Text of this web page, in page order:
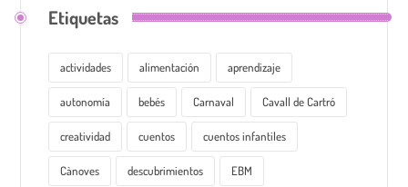
Etiquetas
actividades alimentación aprendizaje
autonomía bebés Carnaval Cavall de Cartró
creatividad cuentos cuentos infantiles
Cànoves descubrimientos EBM